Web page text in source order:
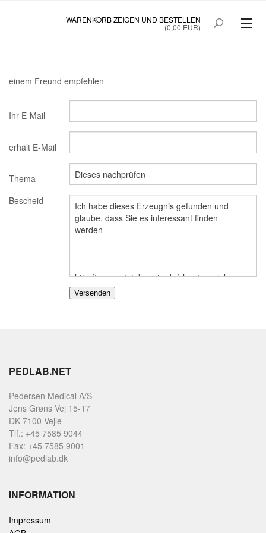
WARENKORB ZEIGEN UND BESTELLEN
(0,00 EUR)
SAINTE BEAUTÉ COLOSTRUM
QUICKTANNING
STARTSEITE SONDERANGEBOT
MEIN KONTO B2BLOGIN
KUNDEN ANMELDUNG
einem Freund empfehlen
Ihr E-Mail
erhält E-Mail
Thema
Bescheid
PEDLAB.NET
Pedersen Medical A/S
Jens Grøns Vej 15-17
DK-7100 Vejle
Tlf.: +45 7585 9044
Fax: +45 7585 9001
info@pedlab.dk
INFORMATION
Impressum